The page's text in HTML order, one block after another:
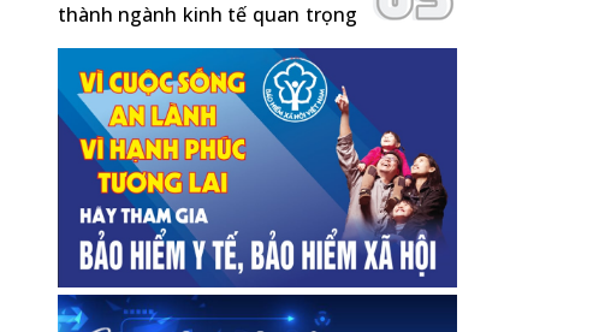
thành ngành kinh tế quan trọng